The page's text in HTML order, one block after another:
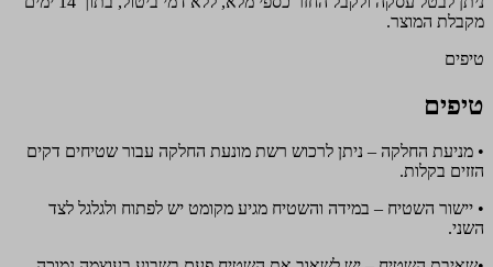
מקבלת המוצר.
טיפים
טיפים
• מניעת החלקה – ניתן לרכוש רשת מונעת החלקה עבור שטיחים דקים
הזזים בקלות.
• יישור השטיח – במידה והשטיח מגיע מקומט יש לפתוח ולגלגל לצד
השני.